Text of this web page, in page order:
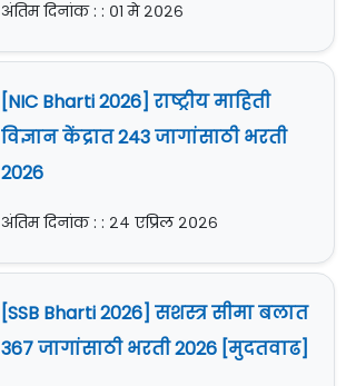
अंतिम दिनांक : : ०१ मे २०२६
[NIC Bharti 2026] राष्ट्रीय माहिती
विज्ञान केंद्रात 243 जागांसाठी भरती
2026
अंतिम दिनांक : : २४ एप्रिल २०२६
[SSB Bharti 2026] सशस्त्र सीमा बलात
367 जागांसाठी भरती 2026 [मुदतवाढ]